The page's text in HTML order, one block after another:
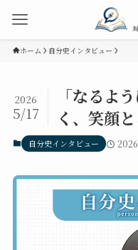
ホーム 自分史インタビュー
「なるよ
く、笑顔
2026
5/17
自分史インタビュー